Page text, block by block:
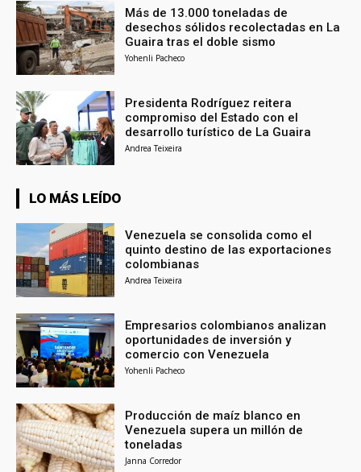
Más de 13.000 toneladas de
desechos sólidos recolectadas en La
Guaira tras el doble sismo
Yohenli Pacheco
Presidenta Rodríguez reitera
compromiso del Estado con el
desarrollo turístico de La Guaira
Andrea Teixeira
LO MÁS LEÍDO
Venezuela se consolida como el
quinto destino de las exportaciones
colombianas
Andrea Teixeira
Empresarios colombianos analizan
oportunidades de inversión y
comercio con Venezuela
Yohenli Pacheco
Producción de maíz blanco en
Venezuela supera un millón de
toneladas
Janna Corredor